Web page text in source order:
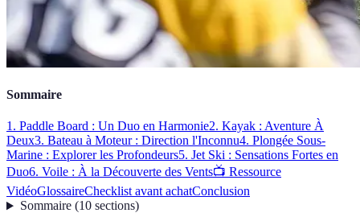
Sommaire
1. Paddle Board : Un Duo en Harmonie2. Kayak : Aventure À
Deux3. Bateau à Moteur : Direction l'Inconnu4. Plongée Sous-
Marine : Explorer les Profondeurs5. Jet Ski : Sensations Fortes en
Duo6. Voile : À la Découverte des Vents📺 Ressource
VidéoGlossaireChecklist avant achatConclusion
Sommaire(10 sections)